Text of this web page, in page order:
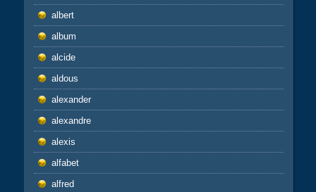
albert
album
alcide
aldous
alexander
alexandre
alexis
alfabet
alfred